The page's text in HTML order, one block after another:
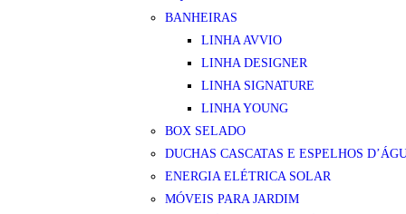
BANHEIRAS
LINHA AVVIO
LINHA DESIGNER
LINHA SIGNATURE
LINHA YOUNG
BOX SELADO
DUCHAS CASCATAS E ESPELHOS
ENERGIA ELÉTRICA SOLAR
MÓVEIS PARA JARDIM